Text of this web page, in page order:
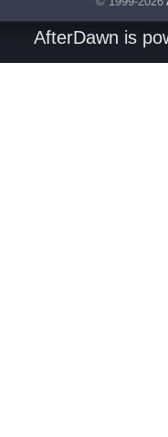
AfterDawn is